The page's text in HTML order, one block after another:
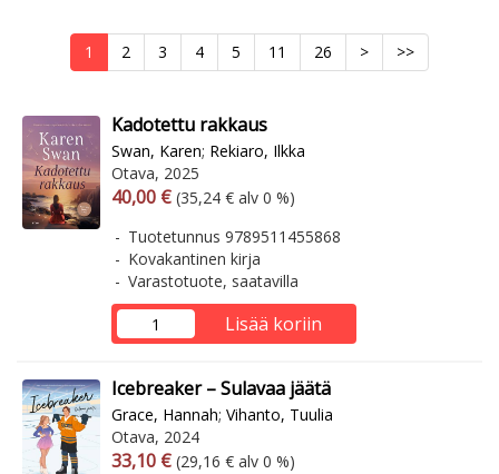
1 2 3 4 5 11 26 > >>
Kadotettu rakkaus
Swan, Karen; Rekiaro, Ilkka
Otava, 2025
Arvonlisäverollinen hinta
40,00 € Arvonlisäveroton hinta
(35,24 € alv 0 %)
Tuotetunnus 9789511455868
Kovakantinen kirja
Varastotuote, saatavilla
Lisää koriin
Icebreaker – Sulavaa jäätä
Grace, Hannah; Vihanto, Tuulia
Otava, 2024
Arvonlisäverollinen hinta
33,10 € Arvonlisäveroton hinta
(29,16 € alv 0 %)